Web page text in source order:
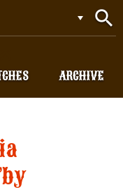
search
ARCHIVE